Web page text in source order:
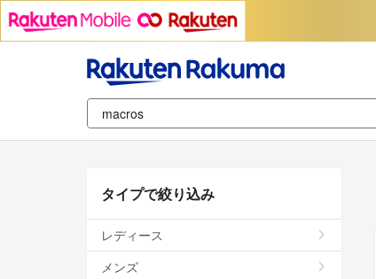
タイプで絞り込み
レディース
メンズ